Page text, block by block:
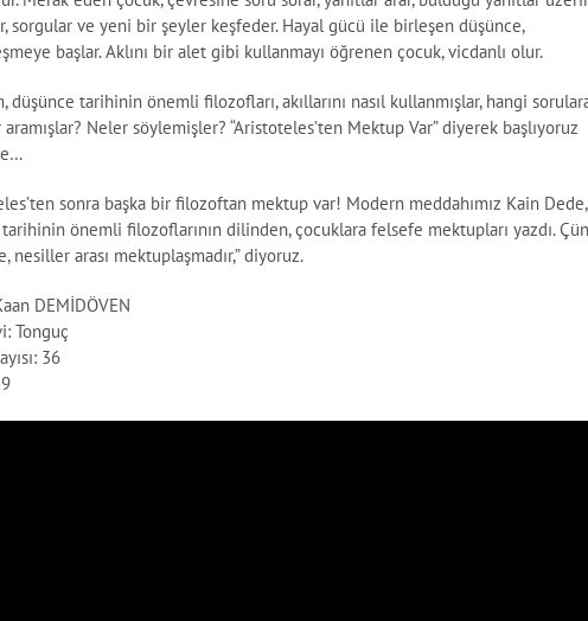
sorgular ve yeni bir şeyler keşfeder. Hayal gücü ile birleşen düşünce,
başlar. Aklını bir alet gibi kullanmayı öğrenen çocuk, vicdanlı olur.
düşünce tarihinin önemli filozofları, akıllarını nasıl kullanmışlar, hangi
aramışlar? Neler söylemişler? “Aristoteles’ten Mektup Var” diyerek başlıyoruz
sonra başka bir filozoftan mektup var! Modern meddahımız Kain Dede,
önemli filozoflarının dilinden, çocuklara felsefe mektupları yazdı.
nesiller arası mektuplaşmadır,” diyoruz.
DEMİDÖVEN
Tonguç
36